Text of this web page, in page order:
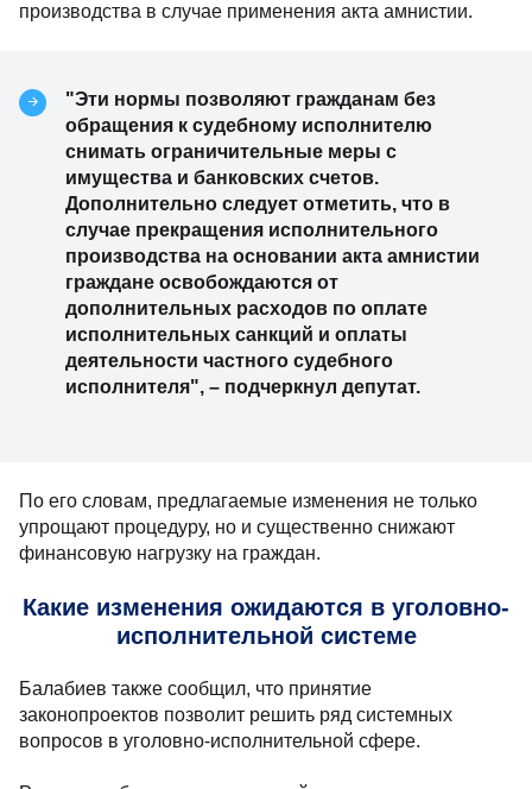
производства в случае применения акта амнистии.
"Эти нормы позволяют гражданам без
обращения к судебному исполнителю
снимать ограничительные меры с
имущества и банковских счетов.
Дополнительно следует отметить, что в
случае прекращения исполнительного
производства на основании акта амнистии
граждане освобождаются от
дополнительных расходов по оплате
исполнительных санкций и оплаты
деятельности частного судебного
исполнителя", – подчеркнул депутат.
По его словам, предлагаемые изменения не только
упрощают процедуру, но и существенно снижают
финансовую нагрузку на граждан.
Какие изменения ожидаются в уголовно-
исполнительной системе
Балабиев также сообщил, что принятие
законопроектов позволит решить ряд системных
вопросов в уголовно-исполнительной сфере.